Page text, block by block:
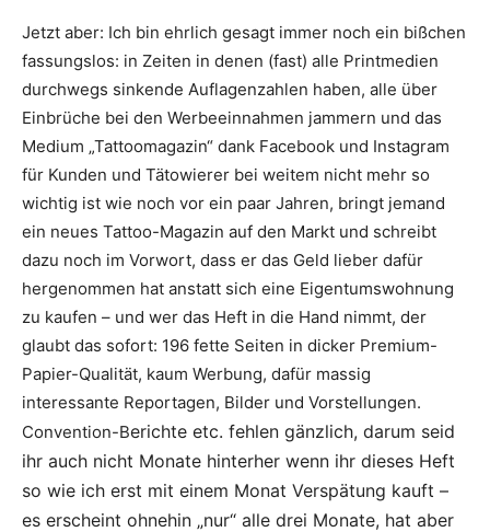
Jetzt aber: Ich bin ehrlich gesagt immer noch ein bißchen
fassungslos: in Zeiten in denen (fast) alle Printmedien
durchwegs sinkende Auflagenzahlen haben, alle über
Einbrüche bei den Werbeeinnahmen jammern und das
Medium „Tattoomagazin“ dank Facebook und Instagram
für Kunden und Tätowierer bei weitem nicht mehr so
wichtig ist wie noch vor ein paar Jahren, bringt jemand
ein neues Tattoo-Magazin auf den Markt und schreibt
dazu noch im Vorwort, dass er das Geld lieber dafür
hergenommen hat anstatt sich eine Eigentumswohnung
zu kaufen – und wer das Heft in die Hand nimmt, der
glaubt das sofort: 196 fette Seiten in dicker Premium-
Papier-Qualität, kaum Werbung, dafür massig
interessante Reportagen, Bilder und Vorstellungen.
Convention-Berichte etc. fehlen gänzlich, darum seid
ihr auch nicht Monate hinterher wenn ihr dieses Heft
so wie ich erst mit einem Monat Verspätung kauft –
es erscheint ohnehin „nur“ alle drei Monate, hat aber